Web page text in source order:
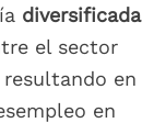
diversificada
el sector
en
en